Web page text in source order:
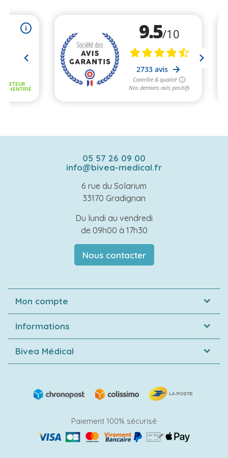
05 57 26 09 00
info@bivea-medical.fr
6 rue du Solarium
33170 Gradignan
Du lundi au vendredi
de 09h00 à 17h30
Nous contacter
Mon compte
Informations
Bivea Médical
Paiement 100% sécurisé